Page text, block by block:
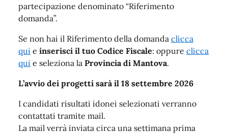
partecipazione denominato “Riferimento
domanda”.
Se non hai il Riferimento della domanda clicca
qui e inserisci il tuo Codice Fiscale: oppure clicca
qui e seleziona la Provincia di Mantova.
L’avvio dei progetti sarà il 18 settembre 2026
I candidati risultati idonei selezionati verranno
contattati tramite mail.
La mail verrà inviata circa una settimana prima